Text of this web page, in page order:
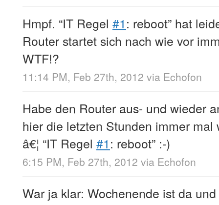
Hmpf. “IT Regel #1: reboot” hat
Router startet sich nach wie vor
WTF!?
11:14 PM, Feb 27th, 2012 via Echofon
Habe den Router aus- und wieder
hier die letzten Stunden immer
â€¦ “IT Regel #1: reboot” :-)
6:15 PM, Feb 27th, 2012 via Echofon
War ja klar: Wochenende ist da